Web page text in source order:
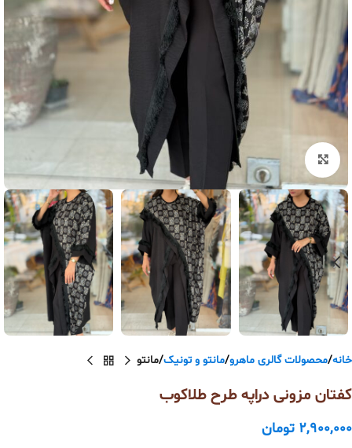
بزرگنمایی تصویر
خانه محصولات گالری ماهرو مانتو و تونیک مانتو
کفتان مزونی دراپه طرح طلاکوب
2,900,000 تومان